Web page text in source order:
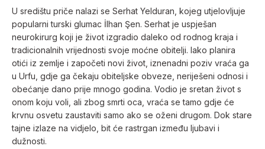
U središtu priče nalazi se Serhat Yelduran, kojeg utjelovljuje
popularni turski glumac İlhan Şen. Serhat je uspješan
neurokirurg koji je život izgradio daleko od rodnog kraja i
tradicionalnih vrijednosti svoje moćne obitelji. Iako planira
otići iz zemlje i započeti novi život, iznenadni poziv vraća ga
u Urfu, gdje ga čekaju obiteljske obveze, neriješeni odnosi i
obećanje dano prije mnogo godina. Vodio je sretan život s
onom koju voli, ali zbog smrti oca, vraća se tamo gdje će
krvnu osvetu zaustaviti samo ako se oženi drugom. Dok stare
tajne izlaze na vidjelo, bit će rastrgan između ljubavi i
dužnosti.